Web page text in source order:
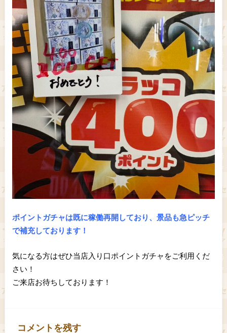
ポイントガチャは既に稼働再開しており、景品も急ピッチ
で補充しております！
気になる方はぜひ当店入り口ポイントガチャをご利用くだ
さい！
ご来店お待ちしております！
コメントを残す